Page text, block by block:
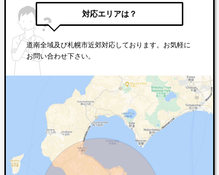
対応エリアは？
道南全域及び札幌市近郊対応しております。お気軽に
お問い合わせ下さい。